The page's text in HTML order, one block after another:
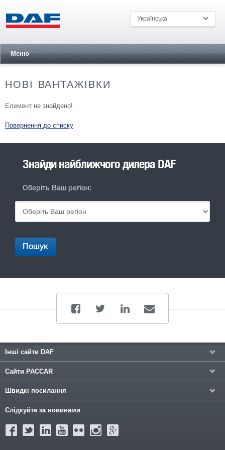
Меню
Українська
НОВІ ВАНТАЖІВКИ
Елемент не знайдено!
Повернення до списку
Знайди найближчого дилера DAF
Оберіть Ваш регіон:
Пошук
Інші сайти DAF
Сайти PACCAR
Швидкі посилання
Слідкуйте за новинами